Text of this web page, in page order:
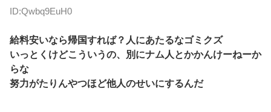
ID:Qwbq9EuH0
給料安いなら帰国すれば？人にあたるなゴミクズ
いっとくけどこういうの、別にナム人とかかんけーねーか
らな
努力がたりんやつほど他人のせいにするんだ